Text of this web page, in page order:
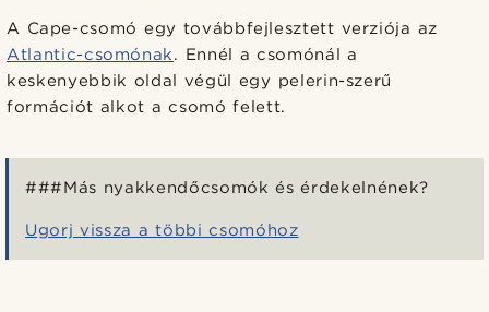
A Cape-csomó egy továbbfejlesztett verziója az
Atlantic-csomónak. Ennél a csomónál a
keskenyebbik oldal végül egy pelerin-szerű
formációt alkot a csomó felett.
###Más nyakkendőcsomók és érdekelnének?
Ugorj vissza a többi csomóhoz